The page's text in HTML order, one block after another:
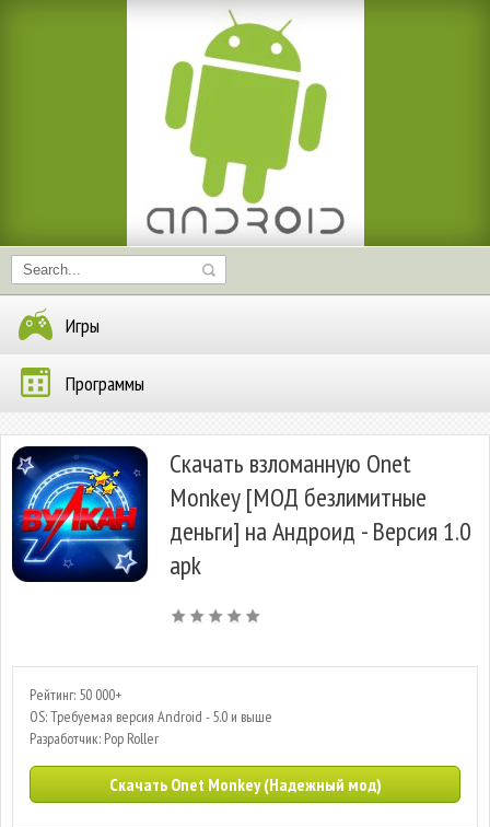
Игры
Программы
Скачать взломанную Onet
Monkey [МОД безлимитные
деньги] на Андроид - Версия 1.0
apk
Рейтинг: 50 000+
OS: Требуемая версия Android - 5.0 и выше
Разработчик: Pop Roller
Скачать Onet Monkey (Надежный мод)